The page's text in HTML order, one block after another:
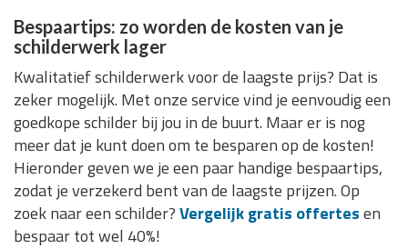
Bespaartips: zo worden de kosten van je
schilderwerk lager
Kwalitatief schilderwerk voor de laagste prijs? Dat is
zeker mogelijk. Met onze service vind je eenvoudig een
goedkope schilder bij jou in de buurt. Maar er is nog
meer dat je kunt doen om te besparen op de kosten!
Hieronder geven we je een paar handige bespaartips,
zodat je verzekerd bent van de laagste prijzen. Op
zoek naar een schilder?Vergelijk gratis offertesen
bespaar tot wel 40%!